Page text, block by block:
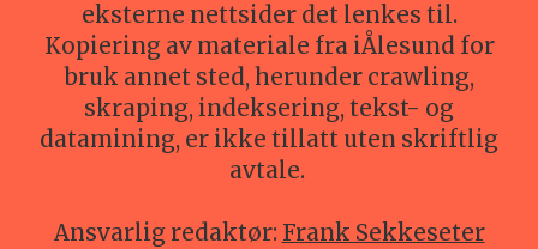
eksterne nettsider det lenkes til.
Kopiering av materiale fra iÅlesund for
bruk annet sted, herunder crawling,
skraping, indeksering, tekst- og
datamining, er ikke tillatt uten skriftlig
avtale.
Ansvarlig redaktør: Frank Sekkeseter